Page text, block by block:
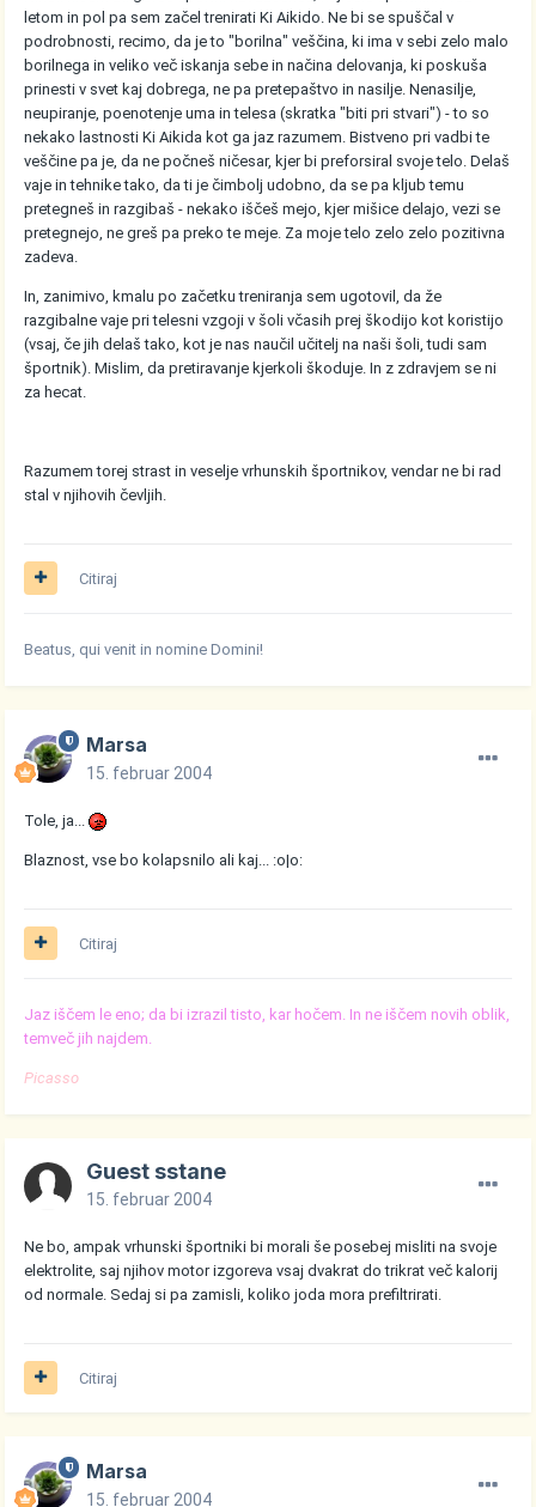
letom in pol pa sem začel trenirati Ki Aikido. Ne bi se spuščal v
podrobnosti, recimo, da je to "borilna" veščina, ki ima v sebi zelo malo
borilnega in veliko več iskanja sebe in načina delovanja, ki poskuša
prinesti v svet kaj dobrega, ne pa pretepaštvo in nasilje. Nenasilje,
neupiranje, poenotenje uma in telesa (skratka "biti pri stvari") - to so
nekako lastnosti Ki Aikida kot ga jaz razumem. Bistveno pri vadbi te
veščine pa je, da ne počneš ničesar, kjer bi preforsiral svoje telo. Delaš
vaje in tehnike tako, da ti je čimbolj udobno, da se pa kljub temu
pretegneš in razgibaš - nekako iščeš mejo, kjer mišice delajo, vezi se
pretegnejo, ne greš pa preko te meje. Za moje telo zelo zelo pozitivna
zadeva.
In, zanimivo, kmalu po začetku treniranja sem ugotovil, da že
razgibalne vaje pri telesni vzgoji v šoli včasih prej škodijo kot koristijo
(vsaj, če jih delaš tako, kot je nas naučil učitelj na naši šoli, tudi sam
športnik). Mislim, da pretiravanje kjerkoli škoduje. In z zdravjem se ni
za hecat.
Razumem torej strast in veselje vrhunskih športnikov, vendar ne bi rad
stal v njihovih čevljih.
Citiraj
Beatus, qui venit in nomine Domini!
Marsa
15. februar 2004
Tole, ja...
Blaznost, vse bo kolapsnilo ali kaj... :o|o:
Citiraj
Jaz iščem le eno; da bi izrazil tisto, kar hočem. In ne iščem novih oblik,
temveč jih najdem.
Picasso
Guest sstane
15. februar 2004
Ne bo, ampak vrhunski športniki bi morali še posebej misliti na svoje
elektrolite, saj njihov motor izgoreva vsaj dvakrat do trikrat več kalorij
od normale. Sedaj si pa zamisli, koliko joda mora prefiltrirati.
Citiraj
Marsa
15. februar 2004